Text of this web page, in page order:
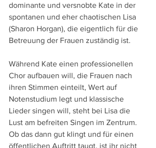
dominante und versnobte Kate in der
spontanen und eher chaotischen Lisa
(Sharon Horgan), die eigentlich für die
Betreuung der Frauen zuständig ist.
Während Kate einen professionellen
Chor aufbauen will, die Frauen nach
ihren Stimmen einteilt, Wert auf
Notenstudium legt und klassische
Lieder singen will, steht bei Lisa die
Lust am befreiten Singen im Zentrum.
Ob das dann gut klingt und für einen
öffentlichen Auftritt taugt, ist ihr nicht